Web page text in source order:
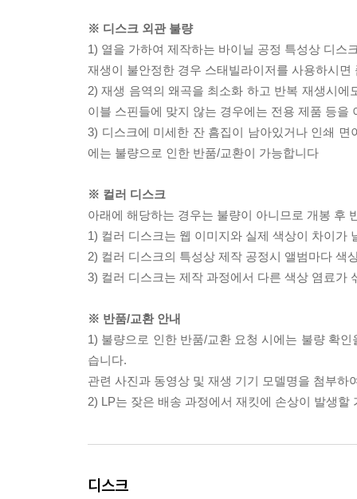
※ 디스크 외관 불량
1) 열을 가하여 제작하는 바이닐 공정 특성상 디스
재생이 불안정한 경우 스태빌라이저를 사용하시
2) 재생 음역의 왜곡을 최소화 하고 반복 재생시
이블 스핀들에 맞지 않는 경우에는 전용 제품 등
3) 디스크에 미세한 잔 흠집이 남아있거나 인쇄
에는 불량으로 인한 반품/교환이 가능합니다
※ 컬러 디스크
아래에 해당하는 경우는 불량이 아니므로 개봉 후
1) 컬러 디스크는 웹 이미지와 실제 색상이 차이가
2) 컬러 디스크의 특성상 제작 공정시 앨범마다 색
3) 컬러 디스크는 제작 과정에서 다른 색상 염료가
※ 반품/교환 안내
1) 불량으로 인한 반품/교환 요청 시에는 불량 확
습니다.
관련 사진과 동영상 및 재생 기기 모델명을 첨부하
2) LP는 잦은 배송 과정에서 재킷에 손상이 발생
디스크